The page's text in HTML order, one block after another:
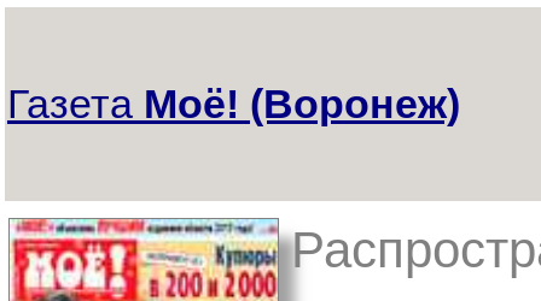
Газета Моё! (Воронеж)